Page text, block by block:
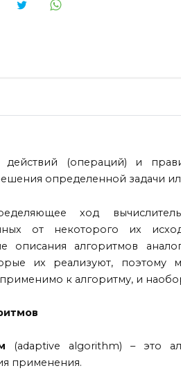
действий (операций) и
определенной задачи
ход
от некоторого их
описания алгоритмов
их реализуют, поэтому
к алгоритму, и
(adaptive algorithm) – это
применения.